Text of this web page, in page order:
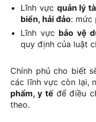
Lĩnh vực quản lý
biển, hải đảo: mức
Lĩnh vực bảo vệ
quy định của luật
Chính phủ cho biết
các lĩnh vực còn lại,
phẩm, y tếđể điều
theo.